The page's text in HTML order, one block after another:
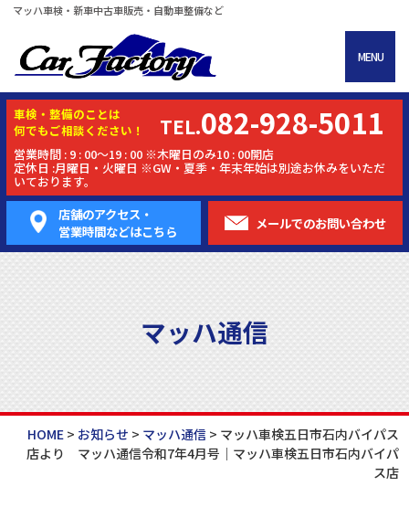
マッハ車検・新車中古車販売・自動車整備など
MENU
車検・ 整備のことは
何でもご相談ください！
TEL.082-928-5011
営業時間 : 9 : 00～19 : 00 ※木曜日のみ10 : 00開店
定休日 :月曜日・火曜日 ※GW・夏季・年末年始は別途お休みをいただ
いております。
店舗のアクセス・
営業時間などはこちら
メールでのお問い合わせ
マッハ通信
HOME> お知らせ > マッハ通信 > マッハ車検五日市石内バイパス
店より マッハ通信令和7年4月号｜マッハ車検五日市石内バイパ
ス店